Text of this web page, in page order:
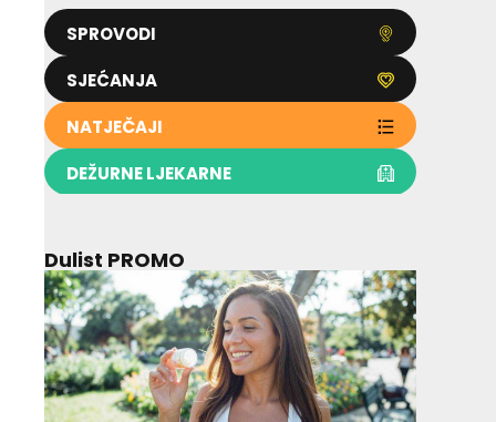
SPROVODI
SJEĆANJA
NATJEČAJI
DEŽURNE LJEKARNE
Dulist PROMO